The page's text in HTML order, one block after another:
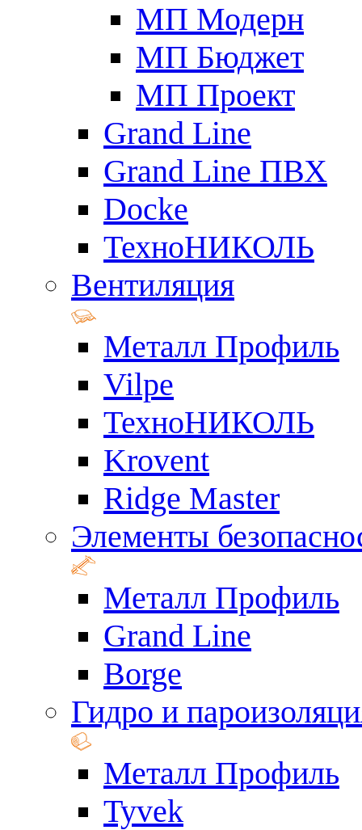
МП Модерн
МП Бюджет
МП Проект
Grand Line
Grand Line ПВХ
Docke
ТехноНИКОЛЬ
Вентиляция
Металл Профиль
Vilpe
ТехноНИКОЛЬ
Krovent
Ridge Master
Элементы
Металл Профиль
Grand Line
Borge
Гидро и
Металл Профиль
Tyvek